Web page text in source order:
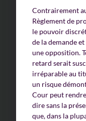
Contrairement
Règlement de
le pouvoir
de la demande
une opposition.
retard serait
irréparable au
un risque
Cour peut rendre
dire sans la
que, dans la